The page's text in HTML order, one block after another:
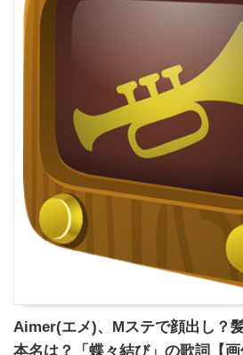
Aimer(エメ)、Mステで顔出し？
本名は？「蝶々結び」の歌詞【画